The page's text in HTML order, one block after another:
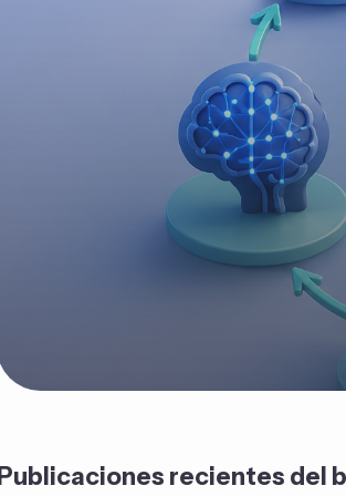
Publicaciones recientes del